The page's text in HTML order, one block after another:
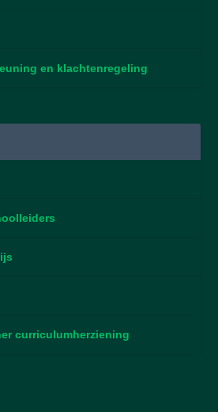
en klachtenregeling
curriculumherziening